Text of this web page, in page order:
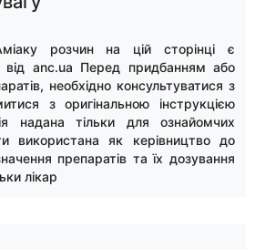
розчин на цій сторінці є
anc.ua Перед придбанням або
необхідно консультуватися з
з оригінальною інструкцією
надана тільки для ознайомчих
використана як керівництво до
препаратів та їх дозування
лікар